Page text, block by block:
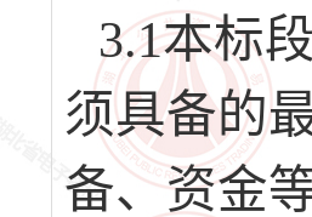
3.1本标
须具备的
备、资金